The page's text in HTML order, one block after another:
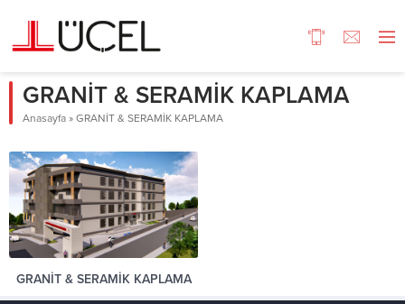
GRANİT & SERAMİK KAPLAMA
Anasayfa » GRANİT & SERAMİK KAPLAMA
GRANİT & SERAMİK KAPLAMA